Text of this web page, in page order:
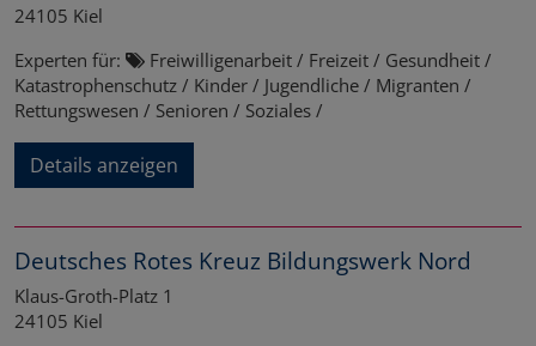
24105 Kiel
Experten für:
Freiwilligenarbeit / Freizeit / Gesundheit /
Katastrophenschutz / Kinder / Jugendliche / Migranten /
Rettungswesen / Senioren / Soziales /
Details anzeigen
Deutsches Rotes Kreuz Bildungswerk Nord
Klaus-Groth-Platz 1
24105 Kiel